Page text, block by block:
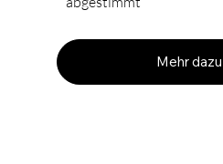
Mehr dazu